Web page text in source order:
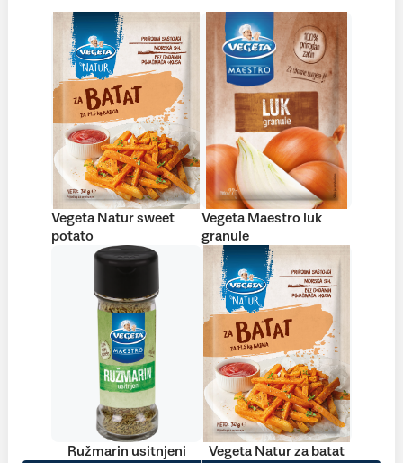
Vegeta Natur sweet
potato
Vegeta Maestro luk
granule
Ružmarin usitnjeni Vegeta Natur za batat